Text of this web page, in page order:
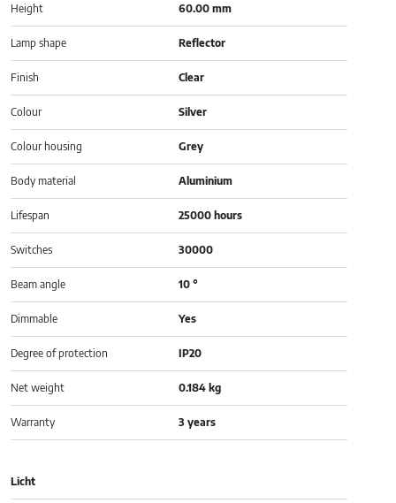
Height 60.00 mm
Lamp shape Reflector
Finish Clear
Colour Silver
Colour housing Grey
Body material Aluminium
Lifespan 25000 hours
Switches 30000
Beam angle 10 °
Dimmable Yes
Degree of protection IP20
Net weight 0.184 kg
Warranty 3 years
Licht